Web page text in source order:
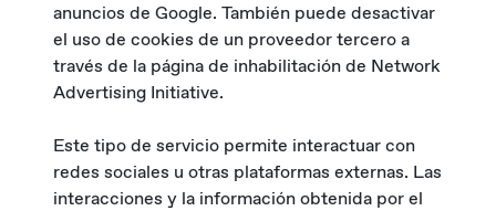
anuncios de Google. También puede desactivar
el uso de cookies de un proveedor tercero a
través de la página de inhabilitación de Network
Advertising Initiative.
Este tipo de servicio permite interactuar con
redes sociales u otras plataformas externas. Las
interacciones y la información obtenida por el